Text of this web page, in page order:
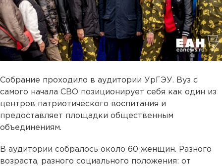
Собрание проходило в аудитории УрГЭУ. Вуз с
самого начала СВО позиционирует себя как один из
центров патриотического воспитания и
предоставляет площадки общественным
объединениям.
В аудитории собралось около 60 женщин. Разного
возраста, разного социального положения: от